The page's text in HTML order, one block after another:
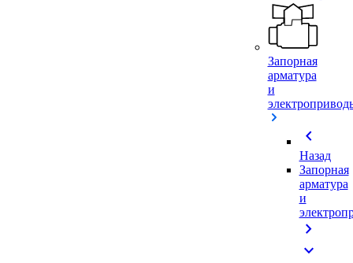
Запорная
арматура
и
chevron_left
Назад
Запорная
арматура
и
chevron_right
expand_more